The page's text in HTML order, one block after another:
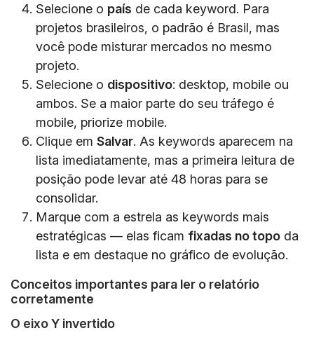
Selecione o país de cada keyword. Para
projetos brasileiros, o padrão é Brasil, mas
você pode misturar mercados no mesmo
projeto.
Selecione o dispositivo: desktop, mobile ou
ambos. Se a maior parte do seu tráfego é
mobile, priorize mobile.
Clique em Salvar. As keywords aparecem na
lista imediatamente, mas a primeira leitura de
posição pode levar até 48 horas para se
consolidar.
Marque com a estrela as keywords mais
estratégicas — elas ficam fixadas no topo da
lista e em destaque no gráfico de evolução.
Conceitos importantes para ler o relatório
corretamente
O eixo Y invertido